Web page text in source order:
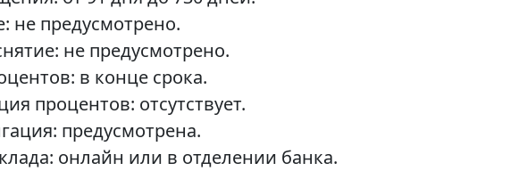
не предусмотрено.
не предусмотрено.
в конце срока.
процентов: отсутствует.
предусмотрена.
онлайн или в отделении банка.